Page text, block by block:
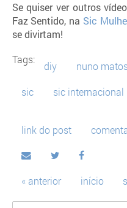
Se quiser ver outros
Faz Sentido, na Sic
se divirtam!
Tags:
diy nuno
sic sic internacional
link do post
« anterior início